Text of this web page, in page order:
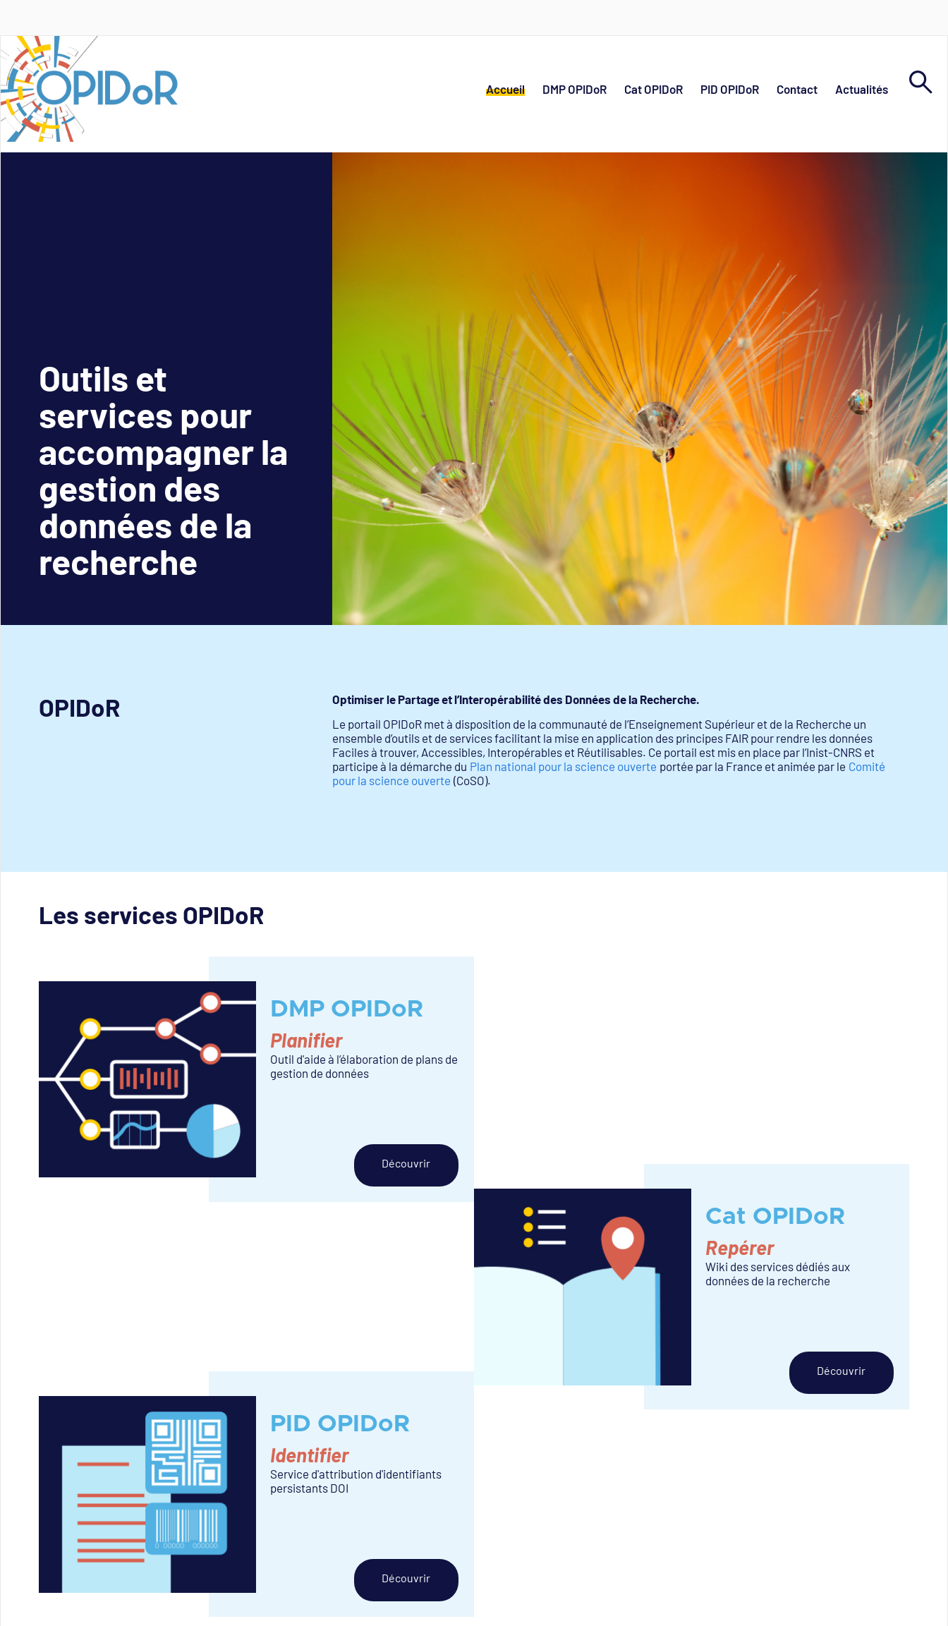
Accueil DMP OPIDoR Cat OPIDoR PID OPIDoR Contact Actualités
Outils et
services pour
accompagner la
gestion des
données de la
recherche
OPIDoR
Optimiser le Partage et l’Interopérabilité des Données de la Recherche.
Le portail OPIDoR met à disposition de la communauté de l’Enseignement Supérieur et de la Recherche un
ensemble d’outils et de services facilitant la mise en application des principes FAIR pour rendre les données
Faciles à trouver, Accessibles, Interopérables et Réutilisables. Ce portail est mis en place par l’Inist-CNRS et
participe à la démarche du Plan national pour la science ouverte portée par la France et animée par le Comité
pour la science ouverte (CoSO).
Les services OPIDoR
DMP OPIDoR
Planifier
Outil d'aide à l’élaboration de plans de
gestion de données
Découvrir
Cat OPIDoR
Repérer
Wiki des services dédiés aux
données de la recherche
Découvrir
PID OPIDoR
Identifier
Service d'attribution d'identifiants
persistants DOI
Découvrir